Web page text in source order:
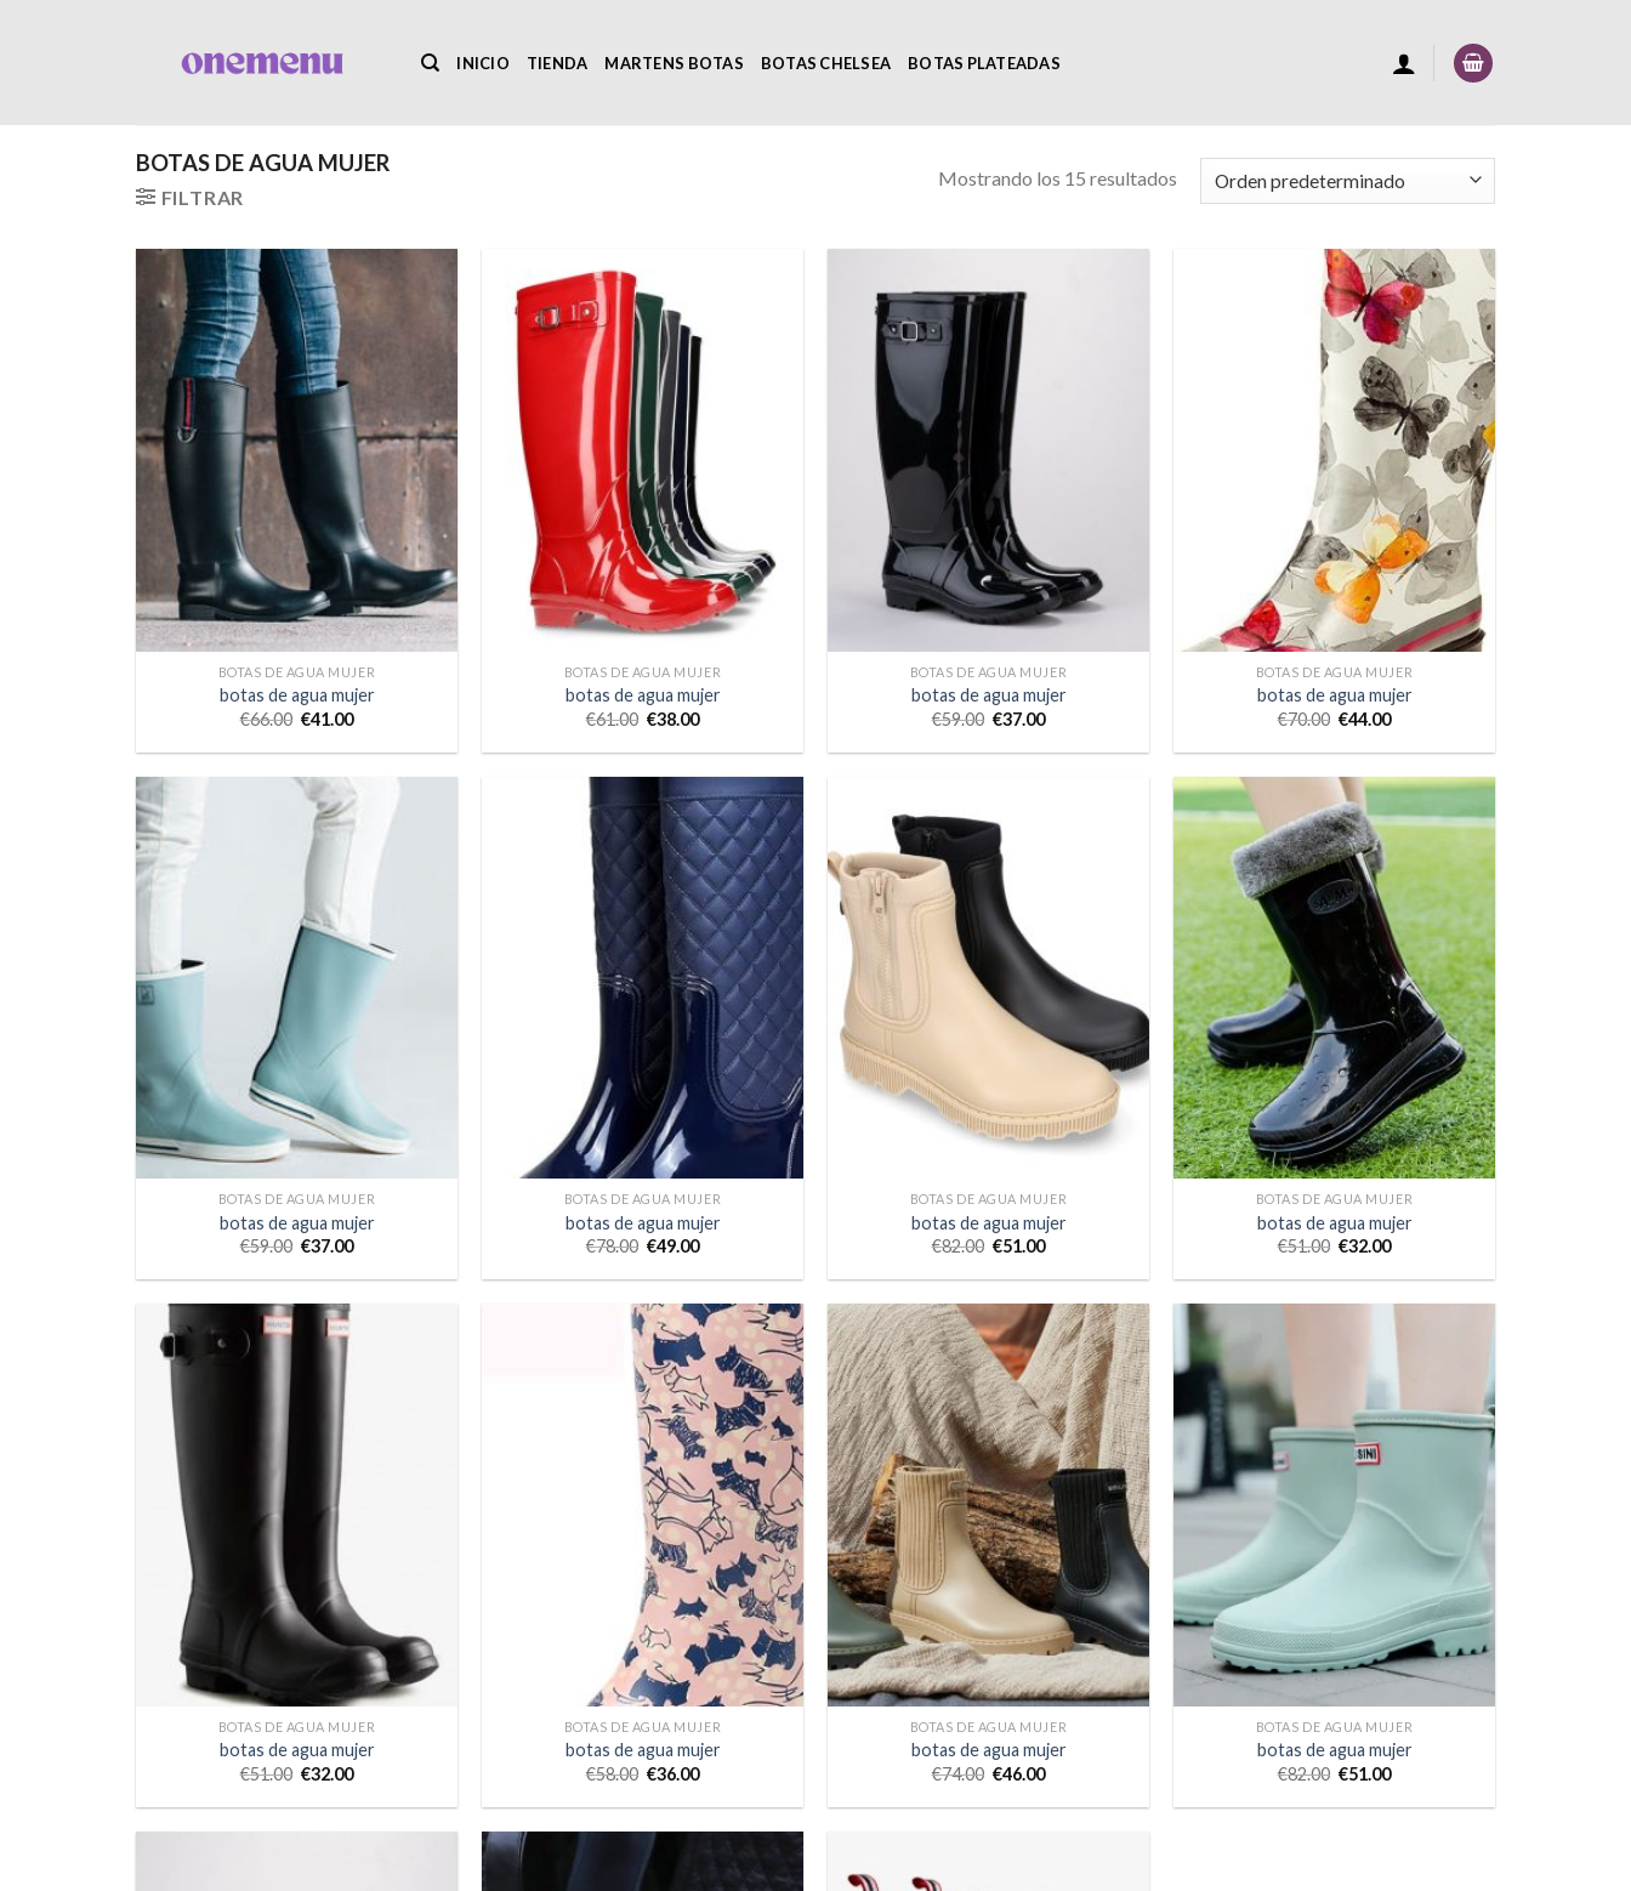
INICIO TIENDA MARTENS BOTAS BOTAS CHELSEA BOTAS PLATEADAS
BOTAS DE AGUA MUJER
FILTRAR
Mostrando los 15 resultados
BOTAS DE AGUA MUJER
botas de agua mujer
€66.00 €41.00
BOTAS DE AGUA MUJER
botas de agua mujer
€61.00 €38.00
BOTAS DE AGUA MUJER
botas de agua mujer
€59.00 €37.00
BOTAS DE AGUA MUJER
botas de agua mujer
€70.00 €44.00
BOTAS DE AGUA MUJER
botas de agua mujer
€59.00 €37.00
BOTAS DE AGUA MUJER
botas de agua mujer
€78.00 €49.00
BOTAS DE AGUA MUJER
botas de agua mujer
€82.00 €51.00
BOTAS DE AGUA MUJER
botas de agua mujer
€51.00 €32.00
BOTAS DE AGUA MUJER
botas de agua mujer
€51.00 €32.00
BOTAS DE AGUA MUJER
botas de agua mujer
€58.00 €36.00
BOTAS DE AGUA MUJER
botas de agua mujer
€74.00 €46.00
BOTAS DE AGUA MUJER
botas de agua mujer
€82.00 €51.00